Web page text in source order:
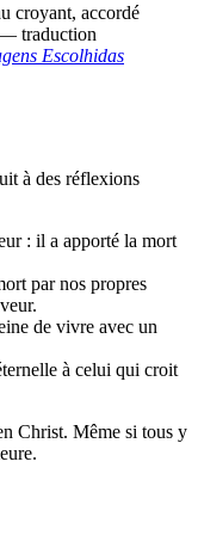
croyant, accordé
traduction
Escolhidas
à des réflexions
: il a apporté la mort
par nos propres
de vivre avec un
à celui qui croit
Christ. Même si tous y